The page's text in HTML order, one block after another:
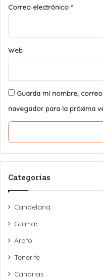
*Correo electrónico *
Web
Guarda mi nombre,
navegador para la próxima
Categorías
Candelaria
Güímar
Arafo
Tenerife
Canarias